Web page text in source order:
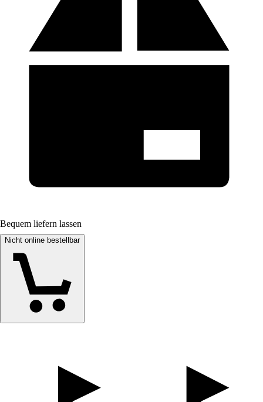
Bequem liefern lassen
Nicht online bestellbar